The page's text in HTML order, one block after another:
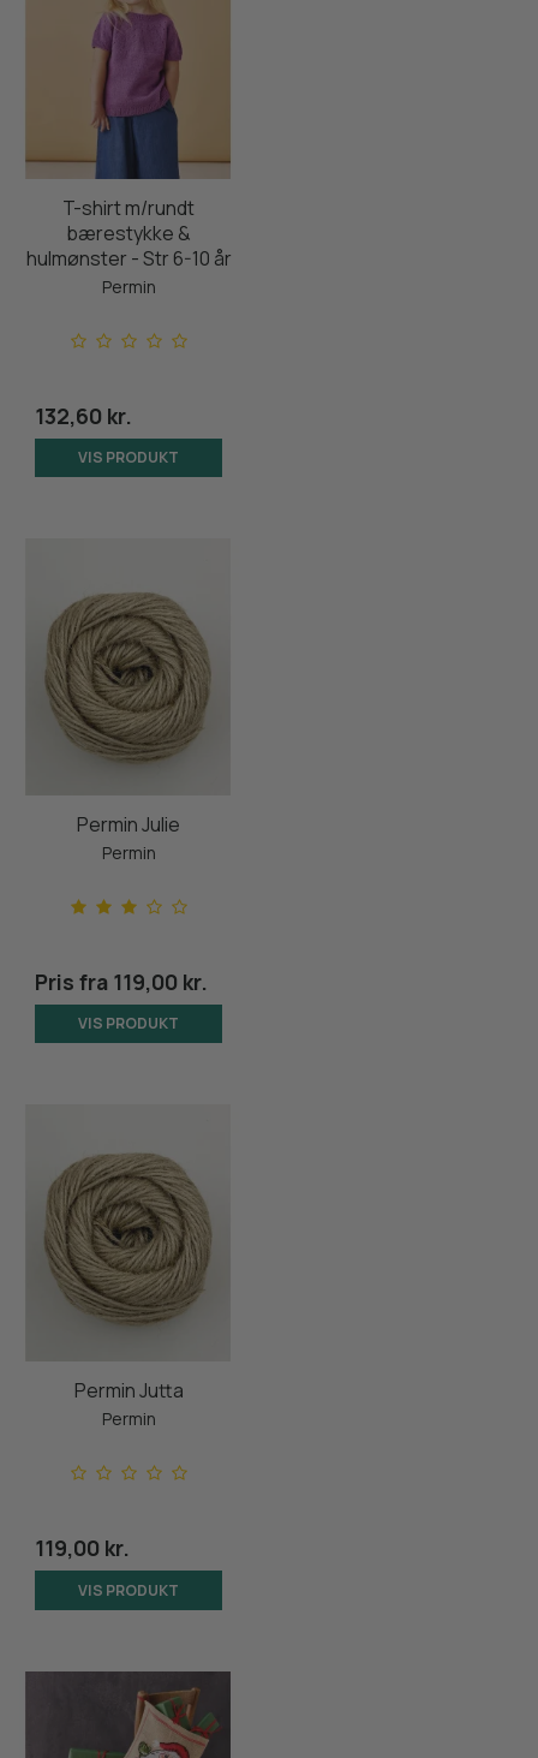
T-shirt m/rundt
bærestykke &
hulmønster - Str 6-10 år
Permin
132,60 kr.
VIS PRODUKT
Permin Julie
Permin
Pris fra 119,00 kr.
VIS PRODUKT
Permin Jutta
Permin
119,00 kr.
VIS PRODUKT